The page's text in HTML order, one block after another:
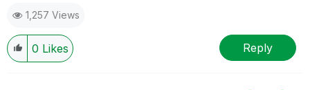
1,257 Views
0 Likes Reply